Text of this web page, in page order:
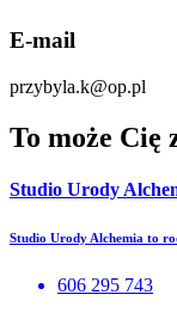
E-mail
przybyla.k@op.pl
To może Cię
Studio Urody
Studio Urody Alchemia to
606 295 743